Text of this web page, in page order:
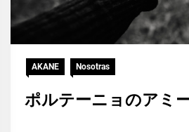
AKANE Nosotras
ポルテーニョのアミ